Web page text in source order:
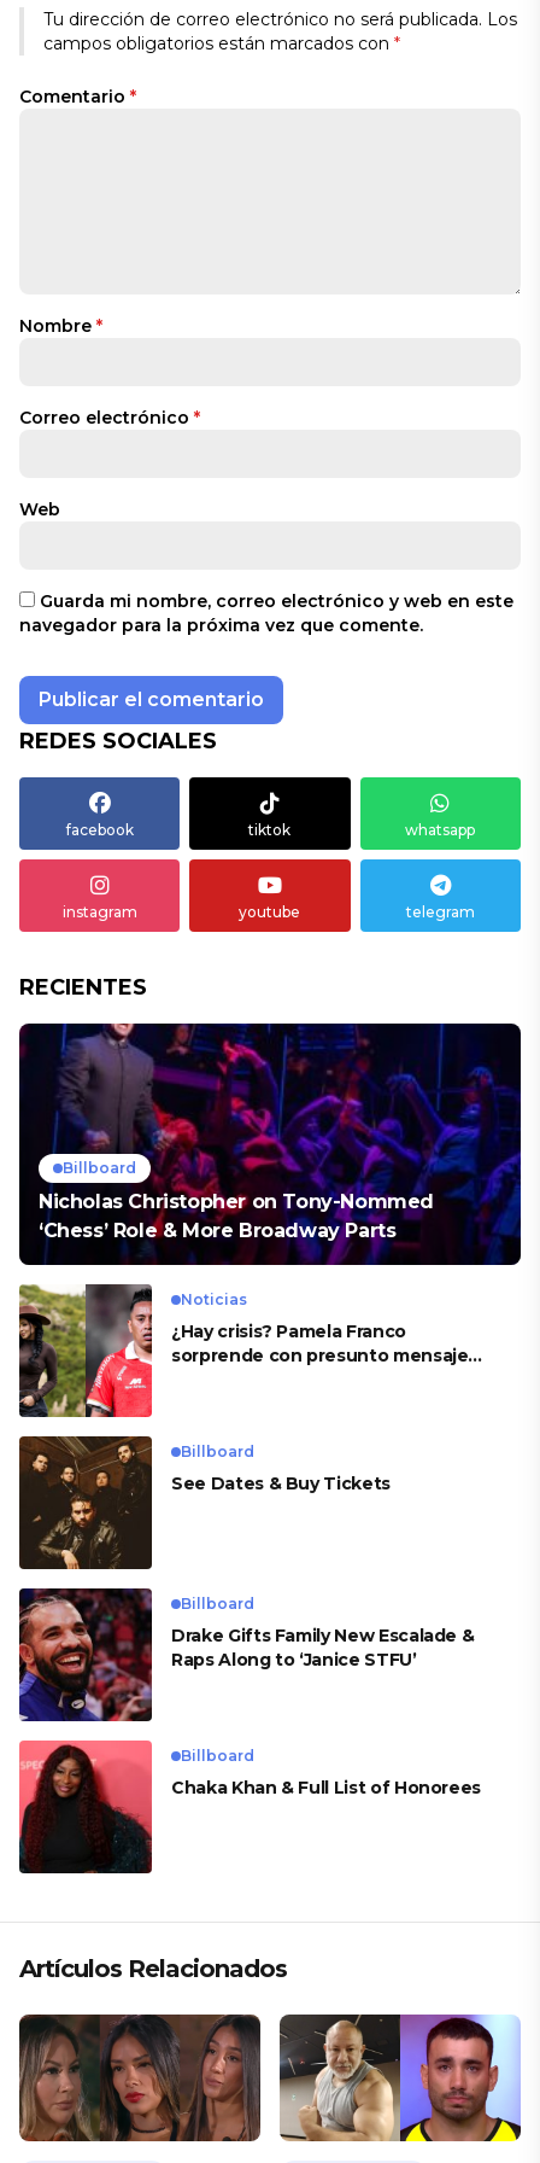
Tu dirección de correo electrónico no será publicada. Los
campos obligatorios están marcados con *
Comentario *
Nombre *
Correo electrónico *
Web
Guarda mi nombre, correo electrónico y web en este
navegador para la próxima vez que comente.
REDES SOCIALES
facebook tiktok whatsapp
instagram youtube telegram
RECIENTES
Billboard
Nicholas Christopher on Tony-Nommed
‘Chess’ Role & More Broadway Parts
Noticias
¿Hay crisis? Pamela Franco
sorprende con presunto mensaje
Billboard
See Dates & Buy Tickets
Billboard
Drake Gifts Family New Escalade &
Raps Along to ‘Janice STFU’
Billboard
Chaka Khan & Full List of Honorees
Artículos Relacionados